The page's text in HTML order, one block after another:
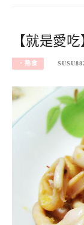
【就是愛
‧熟食